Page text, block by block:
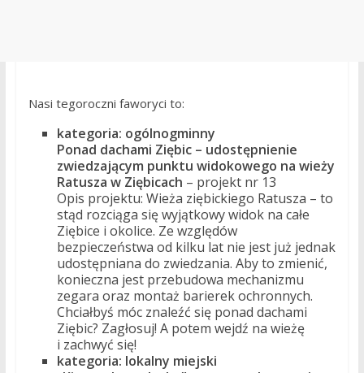
Nasi tegoroczni faworyci to:
kategoria: ogólnogminny
Ponad dachami Ziębic – udostępnienie
zwiedzającym punktu widokowego na wieży
Ratusza w Ziębicach – projekt nr 13
Opis projektu: Wieża ziębickiego Ratusza – to
stąd rozciąga się wyjątkowy widok na całe
Ziębice i okolice. Ze względów
bezpieczeństwa od kilku lat nie jest już jednak
udostępniana do zwiedzania. Aby to zmienić,
konieczna jest przebudowa mechanizmu
zegara oraz montaż barierek ochronnych.
Chciałbyś móc znaleźć się ponad dachami
Ziębic? Zagłosuj! A potem wejdź na wieżę
i zachwyć się!
kategoria: lokalny miejski